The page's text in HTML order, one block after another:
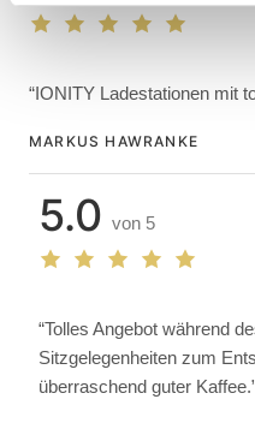
weiteren Daten
“IONITY Ladestationen mit
MARKUS HAWRANKE
5.0 von 5
“Tolles Angebot während
Sitzgelegenheiten zum
überraschend guter